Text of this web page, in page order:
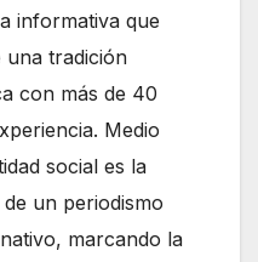
informativa que
una tradición
con más de 40
Medio
social es la
un periodismo
marcando la